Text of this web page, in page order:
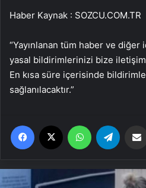
Haber Kaynak : SOZCU.COM.TR
“Yayınlanan tüm haber ve
yasal bildirimlerinizi bize
En kısa süre içerisinde
sağlanılacaktır.”
Facebook WhatsApp